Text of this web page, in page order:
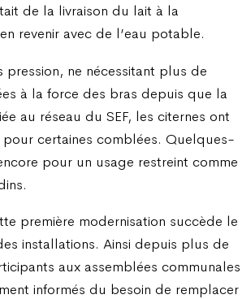
de la livraison du lait à la
revenir avec de l’eau potable.
pression, ne nécessitant plus de
à la force des bras depuis que la
au réseau du SEF, les citernes ont
pour certaines comblées. Quelques-
pour un usage restreint comme
première modernisation succède le
installations. Ainsi depuis plus de
aux assemblées communales
informés du besoin de remplacer